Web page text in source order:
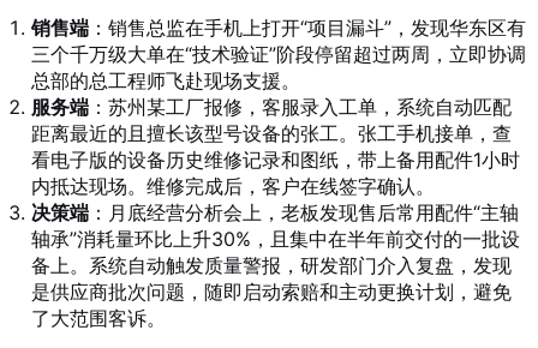
销售端 ：销售总监在手机上打开“项目漏斗”，发现华东区有
三个千万级大单在“技术验证”阶段停留超过两周，立即协调
总部的总工程师飞赴现场支援。
服务端 ：苏州某工厂报修，客服录入工单，系统自动匹配
距离最近的且擅长该型号设备的张工。张工手机接单，查
看电子版的设备历史维修记录和图纸，带上备用配件1小时
内抵达现场。维修完成后，客户在线签字确认。
决策端 ：月底经营分析会上，老板发现售后常用配件“主轴
轴承”消耗量环比上升30%，且集中在半年前交付的一批设
备上。系统自动触发质量警报，研发部门介入复盘，发现
是供应商批次问题，随即启动索赔和主动更换计划，避免
了大范围客诉。